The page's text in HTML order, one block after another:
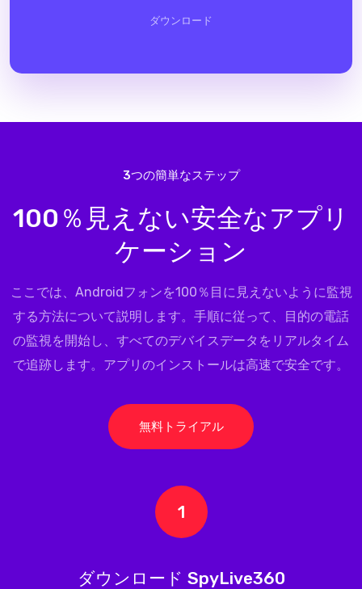
ダウンロード
3つの簡単なステップ
100％見えない安全なアプリ
ケーション
ここでは、Androidフォンを100％目に見えないように監視
する方法について説明します。手順に従って、目的の電話
の監視を開始し、すべてのデバイスデータをリアルタイム
で追跡します。アプリのインストールは高速で安全です。
無料トライアル
1
ダウンロード SpyLive360